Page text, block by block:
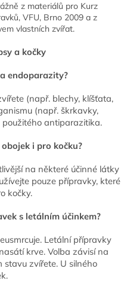
z materiálů pro Kurz
VFU, Brno 2009 a z
vlastních zvířat.
a kočky
endoparazity?
(např. blechy, klíšťata,
(např. škrkavky,
použitého antiparazitika.
i pro kočku?
na některé účinné látky
pouze přípravky, které
kočky.
s letálním účinkem?
Letální přípravky
krve. Volba závisí na
stavu zvířete. U silného